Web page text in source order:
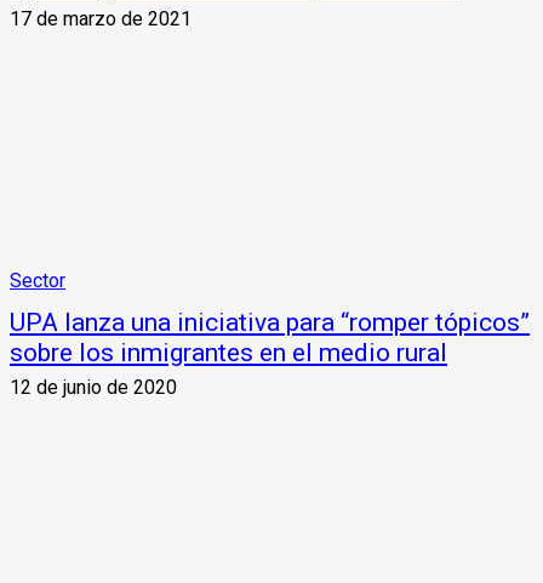
17 de marzo de 2021
Sector
UPA lanza una iniciativa para “romper tópicos”
sobre los inmigrantes en el medio rural
12 de junio de 2020